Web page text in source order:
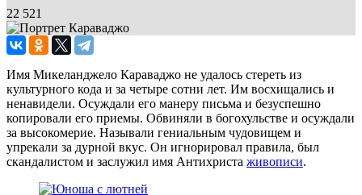
22 521
Имя Микеланджело Караваджо не удалось стереть из
культурного кода и за четыре сотни лет. Им восхищались и
ненавидели. Осуждали его манеру письма и безуспешно
копировали его приемы. Обвиняли в богохульстве и осуждали
за высокомерие. Называли гениальным чудовищем и
упрекали за дурной вкус. Он игнорировал правила, был
скандалистом и заслужил имя Антихриста живописи.